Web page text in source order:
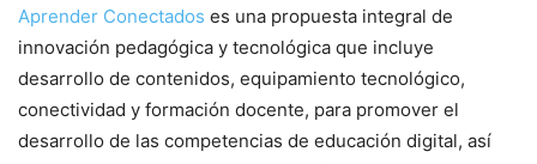
Aprender Conectados es una propuesta integral de
innovación pedagógica y tecnológica que incluye
desarrollo de contenidos, equipamiento tecnológico,
conectividad y formación docente, para promover el
desarrollo de las competencias de educación digital, así